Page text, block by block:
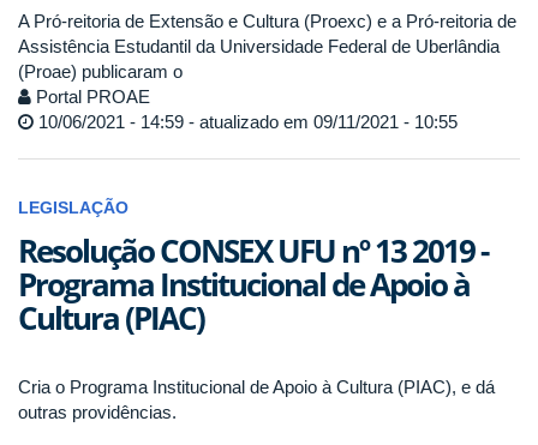
A Pró-reitoria de Extensão e Cultura (Proexc) e a Pró-reitoria de
Assistência Estudantil da Universidade Federal de Uberlândia
(Proae) publicaram o
Portal PROAE
10/06/2021 - 14:59 - atualizado em 09/11/2021 - 10:55
LEGISLAÇÃO
Resolução CONSEX UFU nº 13 2019 -
Programa Institucional de Apoio à
Cultura (PIAC)
Cria o Programa Institucional de Apoio à Cultura (PIAC), e dá
outras providências.